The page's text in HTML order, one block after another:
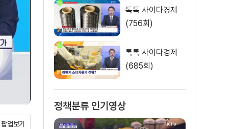
팝업보기
톡톡 사이다경제
(756회)
톡톡 사이다경제
(685회)
정책분류 인기영상